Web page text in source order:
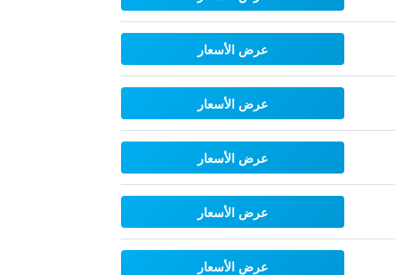
عرض الأسعار
عرض الأسعار
عرض الأسعار
عرض الأسعار
عرض الأسعار